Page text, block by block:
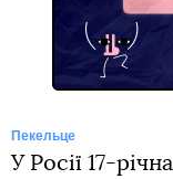
Пекельце
У Росії 17-